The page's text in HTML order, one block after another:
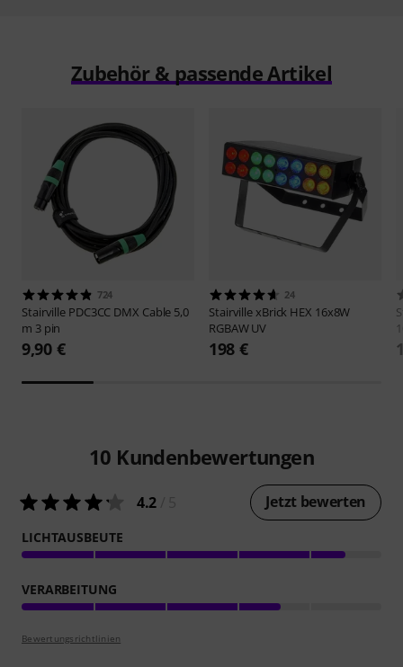
Zubehör & passende Artikel
724
Stairville PDC3CC DMX Cable 5,0
m 3 pin
9,90 €
24
Stairville xBrick HEX 16x8W
RGBAW UV
198 €
10 Kundenbewertungen
4.2 Jetzt bewerten
LICHTAUSBEUTE
VERARBEITUNG
Bewertungsrichtlinien